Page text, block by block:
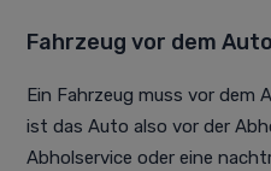
Fahrzeug vor dem
Ein Fahrzeug muss vor
ist das Auto also vor der
Abholservice oder eine